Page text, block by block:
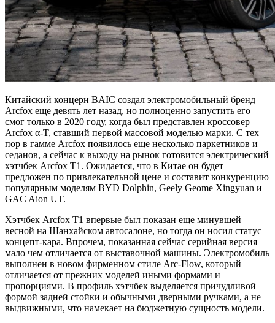
Китайский концерн BAIC создал электромобильный бренд
Arcfox еще девять лет назад, но полноценно запустить его
смог только в 2020 году, когда был представлен кроссовер
Arcfox α-T, ставший первой массовой моделью марки. С тех
пор в гамме Arcfox появилось еще несколько паркетников и
седанов, а сейчас к выходу на рынок готовится электрический
хэтчбек Arcfox T1. Ожидается, что в Китае он будет
предложен по привлекательной цене и составит конкуренцию
популярным моделям BYD Dolphin, Geely Geome Xingyuan и
GAC Aion UT.
Хэтчбек Arcfox T1 впервые был показан еще минувшей
весной на Шанхайском автосалоне, но тогда он носил статус
концепт-кара. Впрочем, показанная сейчас серийная версия
мало чем отличается от выставочной машины. Электромобиль
выполнен в новом фирменном стиле Arc-Flow, который
отличается от прежних моделей иными формами и
пропорциями. В профиль хэтчбек выделяется причудливой
формой задней стойки и обычными дверными ручками, а не
выдвижными, что намекает на бюджетную сущность модели.